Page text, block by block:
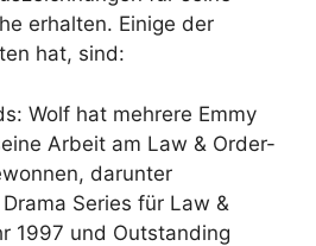
erhalten. Einige der
hat, sind:
Wolf hat mehrere Emmy
Arbeit am Law & Order-
darunter
Series für Law &
1997 und Outstanding